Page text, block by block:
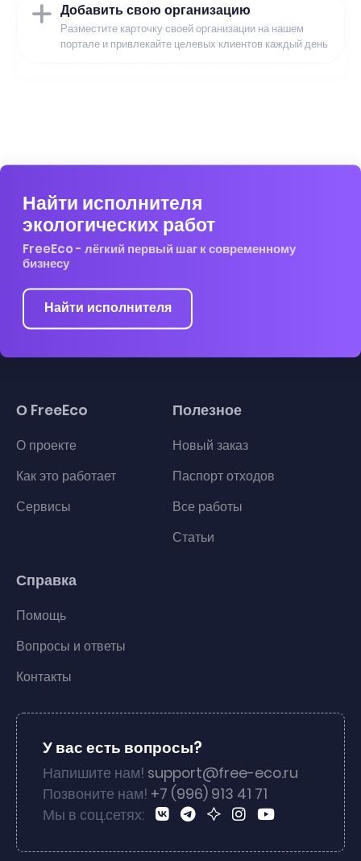
Добавить свою организацию
Разместите карточку своей организации на нашем
портале и привлекайте целевых клиентов каждый день
Найти исполнителя
экологических работ
FreeEco - лёгкий первый шаг к современному
бизнесу
Найти исполнителя
О FreeEco
О проекте
Как это работает
Сервисы
Полезное
Новый заказ
Паспорт отходов
Все работы
Статьи
Справка
Помощь
Вопросы и ответы
Контакты
У вас есть вопросы?
Напишите нам! support@free-eco.ru
Позвоните нам! +7 (996) 913 41 71
Мы в соц.сетях: